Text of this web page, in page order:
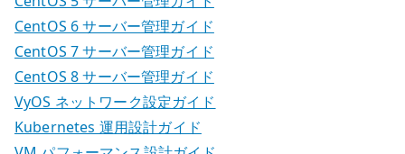
CentOS 6 サーバー管理ガイド
CentOS 7 サーバー管理ガイド
CentOS 8 サーバー管理ガイド
VyOS ネットワーク設定ガイド
Kubernetes 運用設計ガイド